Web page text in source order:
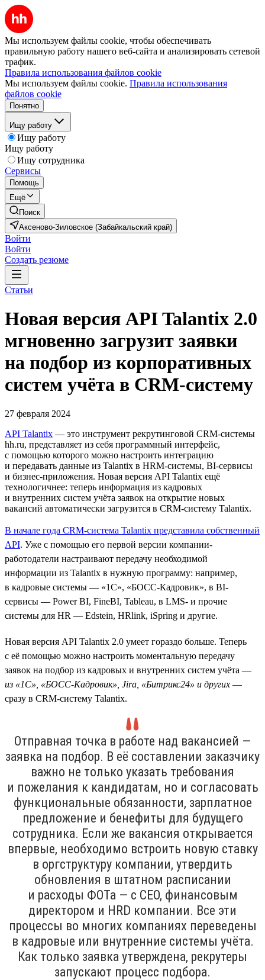
Мы используем файлы cookie, чтобы обеспечивать
правильную работу нашего веб-сайта и анализировать сетевой
трафик.
Правила использования файлов cookie
Мы используем файлы cookie. Правила использования
файлов cookie
Понятно
Ищу работу
Ищу работу
Ищу работу
Ищу сотрудника
Сервисы
Помощь
Ещё
Поиск
Аксеново-Зиловское (Забайкальский край)
Войти
Войти
Создать резюме
Статьи
Новая версия API Talantix 2.0
мгновенно загрузит заявки
на подбор из корпоративных
систем учёта в CRM-систему
27 февраля 2024
API Talantix — это инструмент рекрутинговой СRM-системы
hh.ru, представляет из себя программный интерфейс,
с помощью которого можно настроить интеграцию
и передавать данные из Talantix в HRM-системы, BI-сервисы
и бизнес-приложения. Новая версия API Talantix ещё
технологичнее: теперь информация из кадровых
и внутренних систем учёта заявок на открытие новых
вакансий автоматически загрузится в CRM-систему Talantix.
В начале года CRM-система Talantix представила собственный
API. Уже с помощью его первой версии компании-
работодатели настраивают передачу необходимой
информации из Talantix в нужную программу: например,
в кадровые системы — «1С», «БОСС-Кадровик», в BI-
сервисы — Power BI, FineBI, Tableau, в LMS- и прочие
системы для HR — Edstein, HRlink, iSpring и другие.
Новая версия API Talantix 2.0 умеет гораздо больше. Теперь
с её помощью можно настроить моментальную передачу
заявок на подбор из кадровых и внутренних систем учёта —
из «1С», «БОСС-Кадровик», Jira, «Битрикс24» и других —
сразу в CRM-систему Talantix.
Отправная точка в работе над вакансией —
заявка на подбор. В её составлении заказчику
важно не только указать требования
и пожелания к кандидатам, но и согласовать
функциональные обязанности, зарплатное
предложение и бенефиты для будущего
сотрудника. Если же вакансия открывается
впервые, необходимо встроить новую ставку
в оргструктуру компании, утвердить
обновления в штатном расписании
и расходы ФОТа — с CEO, финансовым
директором и HRD компании. Все эти
процессы во многих компаниях переведены
в кадровые или внутренние системы учёта.
Как только заявка утверждена, рекрутеры
запускают процесс подбора.